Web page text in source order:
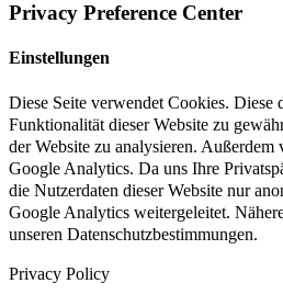
Privacy Preference Center
Einstellungen
Diese Seite verwendet Cookies. Diese
Funktionalität dieser Website zu
der Website zu analysieren. Außerdem
Google Analytics. Da uns Ihre
die Nutzerdaten dieser Website nur
Google Analytics weitergeleitet.
unseren Datenschutzbestimmungen.
Privacy Policy